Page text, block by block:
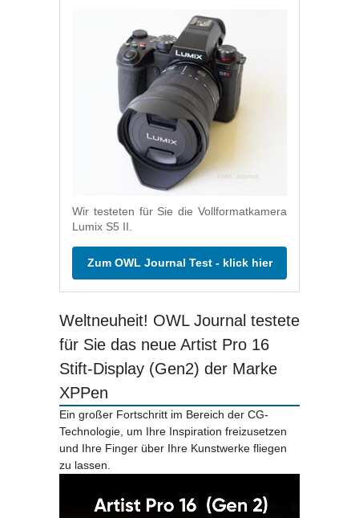
Wir testeten für Sie die Vollformatkamera
Lumix S5 II.
Zum OWL Journal Test - klick hier
Weltneuheit! OWL Journal testete
für Sie das neue Artist Pro 16
Stift-Display (Gen2) der Marke
XPPen
Ein großer Fortschritt im Bereich der CG-
Technologie, um Ihre Inspiration freizusetzen
und Ihre Finger über Ihre Kunstwerke fliegen
zu lassen.